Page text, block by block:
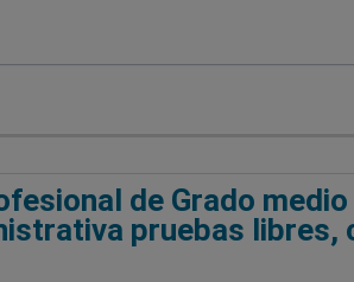
de Grado
pruebas libres,